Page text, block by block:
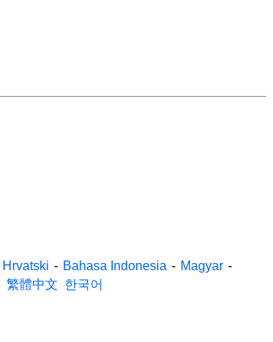
Hrvatski - Bahasa Indonesia - Magyar -
繁體中文 한국어